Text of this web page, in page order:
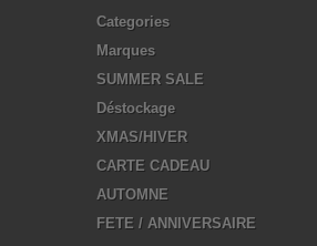
Categories
Marques
SUMMER SALE
Déstockage
XMAS/HIVER
CARTE CADEAU
AUTOMNE
FETE / ANNIVERSAIRE